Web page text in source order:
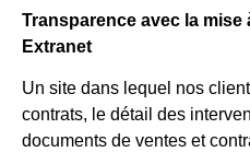
Transparence avec la mise
Extranet
Un site dans lequel nos
contrats, le détail des
documents de ventes et